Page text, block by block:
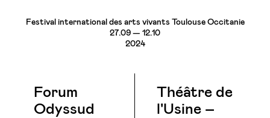
Festival international des arts vivants Toulouse Occitanie
27.09 — 12.10
2024
Forum
Odyssud
Théâtre de
l'Usine –